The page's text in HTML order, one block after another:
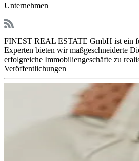
Unternehmen
FINEST REAL ESTATE GmbH ist ein
Experten bieten wir maßgeschneiderte
erfolgreiche Immobiliengeschäfte zu
Veröffentlichungen